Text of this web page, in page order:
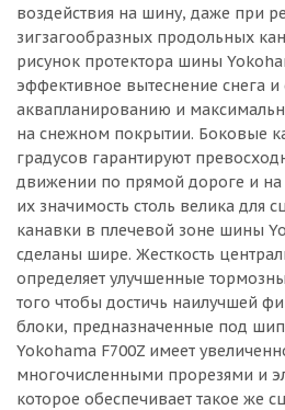
воздействия на шину, даже при
зигзагообразных продольных
рисунок протектора шины
эффективное вытеснение снега и
аквапланированию и
на снежном покрытии. Боковые
градусов гарантируют
движении по прямой дороге и на
их значимость столь велика для
канавки в плечевой зоне шины
сделаны шире. Жесткость
определяет улучшенные
того чтобы достичь наилучшей
блоки, предназначенные под
Yokohama F700Z имеет
многочисленными прорезями и
которое обеспечивает такое же